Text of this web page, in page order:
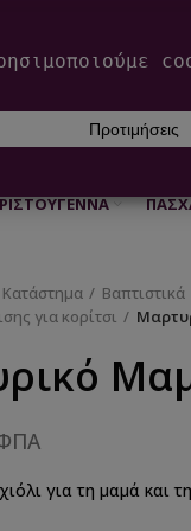
Κατάστημα Βαπτιστικά
για κορίτσι
για τη μαμά και